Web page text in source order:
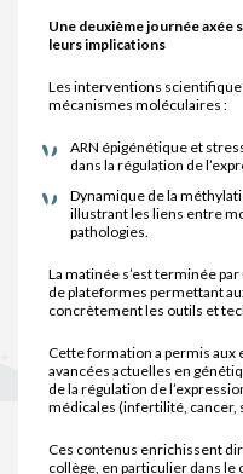
Une deuxième journée axée
leurs implications
Les interventions
mécanismes moléculaires :
ARN épigénétique et
dans la régulation de
Dynamique de la
illustrant les liens entre
pathologies.
La matinée s’est terminée
de plateformes permettant
concrètement les outils et
Cette formation a permis aux
avancées actuelles en
de la régulation de
médicales (infertilité, cancer,
Ces contenus enrichissent
collège, en particulier dans le